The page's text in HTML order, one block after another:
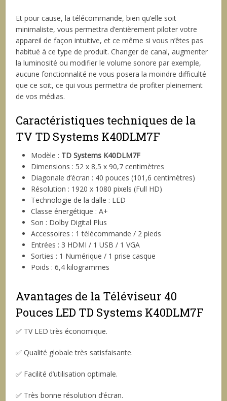
Et pour cause, la télécommande, bien qu’elle soit
minimaliste, vous permettra d’entièrement piloter votre
appareil de façon intuitive, et ce même si vous n’êtes pas
habitué à ce type de produit. Changer de canal, augmenter
la luminosité ou modifier le volume sonore par exemple,
aucune fonctionnalité ne vous posera la moindre difficulté
que ce soit, ce qui vous permettra de profiter pleinement
de vos médias.
Caractéristiques techniques de la
TV TD Systems K40DLM7F
Modèle : TD Systems K40DLM7F
Dimensions : 52 x 8,5 x 90,7 centimètres
Diagonale d’écran : 40 pouces (101,6 centimètres)
Résolution : 1920 x 1080 pixels (Full HD)
Technologie de la dalle : LED
Classe énergétique : A+
Son : Dolby Digital Plus
Accessoires : 1 télécommande / 2 pieds
Entrées : 3 HDMI / 1 USB / 1 VGA
Sorties : 1 Numérique / 1 prise casque
Poids : 6,4 kilogrammes
Avantages de la Téléviseur 40
Pouces LED TD Systems K40DLM7F
✅ TV LED très économique.
✅ Qualité globale très satisfaisante.
✅ Facilité d’utilisation optimale.
✅ Très bonne résolution d’écran.